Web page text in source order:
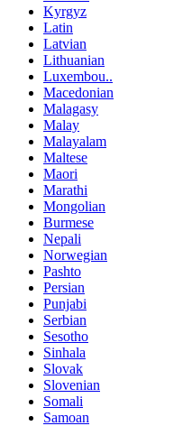
Kyrgyz
Latin
Latvian
Lithuanian
Luxembou..
Macedonian
Malagasy
Malay
Malayalam
Maltese
Maori
Marathi
Mongolian
Burmese
Nepali
Norwegian
Pashto
Persian
Punjabi
Serbian
Sesotho
Sinhala
Slovak
Slovenian
Somali
Samoan